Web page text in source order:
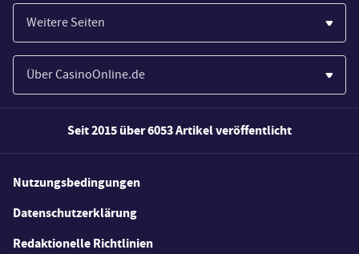
Casinos
Wirtschaft
Spiele
Weitere Seiten
Paypal Casinos
Novoline Casinos
Merkur Casinos
Casino Testberichte
Casino Bonus Angebote
Kostenlose Spiele
Über CasinoOnline.de
Wie wir bewerten
FAQs
Seit 2015 über 6053 Artikel veröffentlicht
Nutzungsbedingungen
Datenschutzerklärung
Redaktionelle Richtlinien